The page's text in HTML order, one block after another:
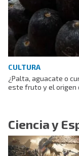
CULTURA
¿Palta, aguacate o
este fruto y el origen
Ciencia y